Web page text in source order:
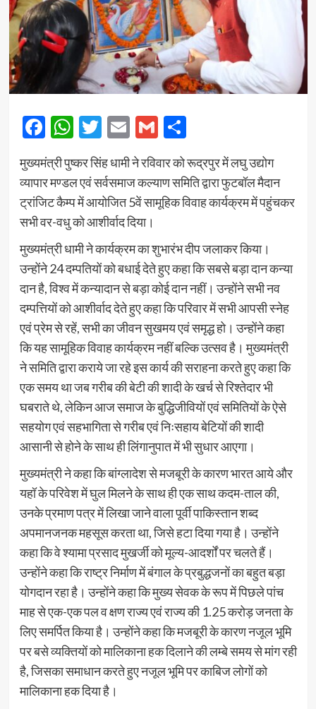
Facebook
WhatsApp
Twitter
EmailGmailShare
मुख्यमंत्री पुष्कर सिंह धामी ने रविवार को रूद्रपुर में लघु उद्योग
व्यापार मण्डल एवं सर्वसमाज कल्याण समिति द्वारा फुटबॉल मैदान
ट्रांजिट कैम्प में आयोजित 5वें सामूहिक विवाह कार्यक्रम में पहुंचकर
सभी वर-वधु को आशीर्वाद दिया।
मुख्यमंत्री धामी ने कार्यक्रम का शुभारंभ दीप जलाकर किया।
उन्होंने 24 दम्पतियों को बधाई देते हुए कहा कि सबसे बड़ा दान कन्या
दान है, विश्व में कन्यादान से बड़ा कोई दान नहीं। उन्होंने सभी नव
दम्पत्तियों को आशीर्वाद देते हुए कहा कि परिवार में सभी आपसी स्नेह
एवं प्रेम से रहें, सभी का जीवन सुखमय एवं समृद्ध हो। उन्होंने कहा
कि यह सामूहिक विवाह कार्यक्रम नहीं बल्कि उत्सव है। मुख्यमंत्री
ने समिति द्वारा कराये जा रहे इस कार्य की सराहना करते हुए कहा कि
एक समय था जब गरीब की बेटी की शादी के खर्च से रिश्तेदार भी
घबराते थे, लेकिन आज समाज के बुद्धिजीवियों एवं समितियों के ऐसे
सहयोग एवं सहभागिता से गरीब एवं निःसहाय बेटियों की शादी
आसानी से होने के साथ ही लिंगानुपात में भी सुधार आएगा।
मुख्यमंत्री ने कहा कि बांग्लादेश से मजबूरी के कारण भारत आये और
यहॉ के परिवेश में घुल मिलने के साथ ही एक साथ कदम-ताल की,
उनके प्रमाण पत्र में लिखा जाने वाला पूर्वी पाकिस्तान शब्द
अपमानजनक महसूस करता था, जिसे हटा दिया गया है। उन्होंने
कहा कि वे श्यामा प्रसाद मुखर्जी को मूल्य-आदर्शों पर चलते हैं।
उन्होंने कहा कि राष्ट्र निर्माण में बंगाल के प्रबुद्धजनों का बहुत बड़ा
योगदान रहा है। उन्होंने कहा कि मुख्य सेवक के रूप में पिछले पांच
माह से एक-एक पल व क्षण राज्य एवं राज्य की 1.25 करोड़ जनता के
लिए समर्पित किया है। उन्होंने कहा कि मजबूरी के कारण नजूल भूमि
पर बसे व्यक्तियों को मालिकाना हक दिलाने की लम्बे समय से मांग रही
है, जिसका समाधान करते हुए नजूल भूमि पर काबिज लोगों को
मालिकाना हक दिया है।